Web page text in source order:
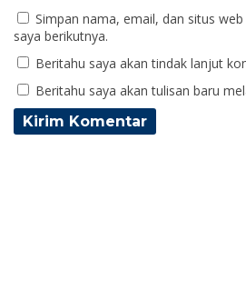
Simpan nama, email, dan situs
saya berikutnya.
Beritahu saya akan tindak lanjut
Beritahu saya akan tulisan baru